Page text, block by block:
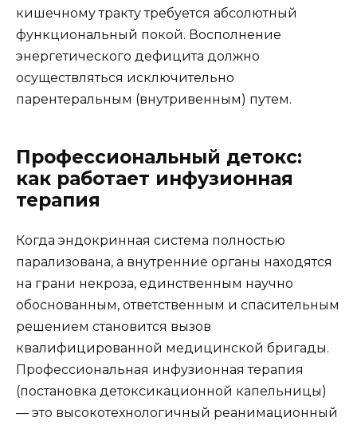
кишечному тракту требуется абсолютный
функциональный покой. Восполнение
энергетического дефицита должно
осуществляться исключительно
парентеральным (внутривенным) путем.
Профессиональный детокс:
как работает инфузионная
терапия
Когда эндокринная система полностью
парализована, а внутренние органы находятся
на грани некроза, единственным научно
обоснованным, ответственным и спасительным
решением становится вызов
квалифицированной медицинской бригады.
Профессиональная инфузионная терапия
(постановка детоксикационной капельницы)
— это высокотехнологичный реанимационный